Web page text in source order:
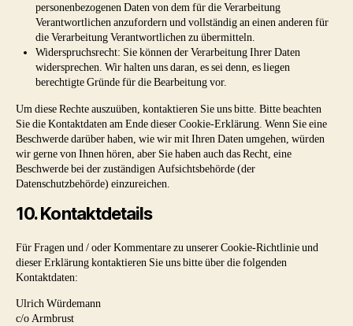
personenbezogenen Daten von dem für die Verarbeitung
Verantwortlichen anzufordern und vollständig an einen anderen für
die Verarbeitung Verantwortlichen zu übermitteln.
Widerspruchsrecht: Sie können der Verarbeitung Ihrer Daten
widersprechen. Wir halten uns daran, es sei denn, es liegen
berechtigte Gründe für die Bearbeitung vor.
Um diese Rechte auszuüben, kontaktieren Sie uns bitte. Bitte beachten
Sie die Kontaktdaten am Ende dieser Cookie-Erklärung. Wenn Sie eine
Beschwerde darüber haben, wie wir mit Ihren Daten umgehen, würden
wir gerne von Ihnen hören, aber Sie haben auch das Recht, eine
Beschwerde bei der zuständigen Aufsichtsbehörde (der
Datenschutzbehörde) einzureichen.
10. Kontaktdetails
Für Fragen und / oder Kommentare zu unserer Cookie-Richtlinie und
dieser Erklärung kontaktieren Sie uns bitte über die folgenden
Kontaktdaten:
Ulrich Würdemann
c/o Armbrust